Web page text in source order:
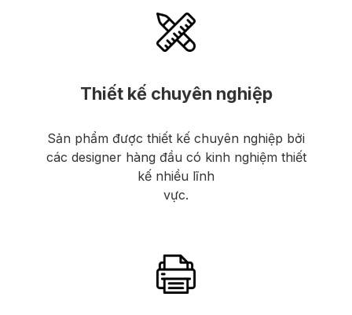
Thiết kế chuyên nghiệp
Sản phẩm được thiết kế chuyên nghiệp bởi
các designer hàng đầu có kinh nghiệm thiết
kế nhiều lĩnh
vực.